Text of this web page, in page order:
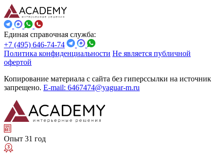
Единая справочная служба:
+7 (495) 646-74-74
Политика конфиденциальности Не является публичной
офертой
Копирование материала с сайта без гиперссылки на источник
запрещено. E-mail: 6467474@yaguar-m.ru
Опыт 31 год